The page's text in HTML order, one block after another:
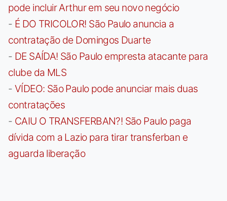
pode incluir Arthur em seu novo negócio
- É DO TRICOLOR! São Paulo anuncia a
contratação de Domingos Duarte
- DE SAÍDA! São Paulo empresta atacante para
clube da MLS
- VÍDEO: São Paulo pode anunciar mais duas
contratações
- CAIU O TRANSFERBAN?! São Paulo paga
dívida com a Lazio para tirar transferban e
aguarda liberação